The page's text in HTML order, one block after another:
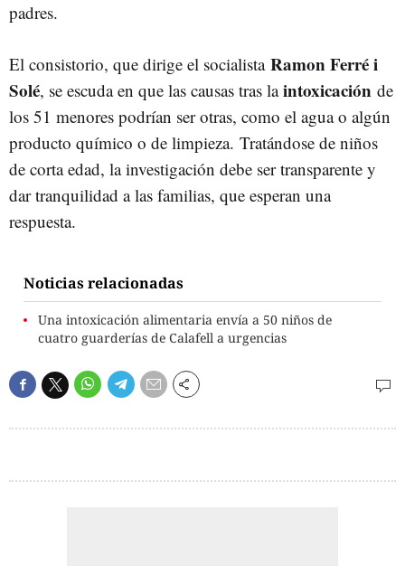
padres.
El consistorio, que dirige el socialista Ramon Ferré i
Solé, se escuda en que las causas tras laintoxicación de
los 51 menores podrían ser otras, como el agua o algún
producto químico o de limpieza. Tratándose de niños
de corta edad, la investigación debe ser transparente y
dar tranquilidad a las familias, que esperan una
respuesta.
Noticias relacionadas
Una intoxicación alimentaria envía a 50 niños de
cuatro guarderías de Calafell a urgencias